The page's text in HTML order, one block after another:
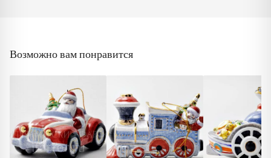
Возможно вам понравится